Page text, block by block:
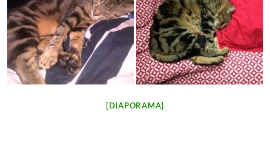
[DIAPORAMA]